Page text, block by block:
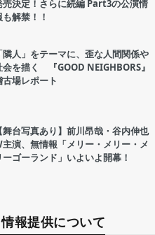
売決定！さらに続編 Part3の公演情
も解禁！！
隣人」をテーマに、歪な人間関係や
会を描く 『GOOD NEIGHBORS』
古場レポート
【舞台写真あり】前川昂哉・谷内伸也
主演、無情報「メリー・メリー・メ
ーゴーランド」いよいよ開幕！
報提供について